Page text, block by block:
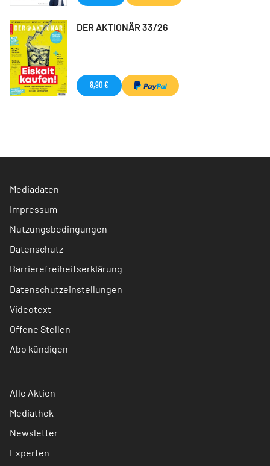
DER AKTIONÄR 33/26
8,90 €
Mediadaten
Impressum
Nutzungsbedingungen
Datenschutz
Barrierefreiheitserklärung
Datenschutzeinstellungen
Videotext
Offene Stellen
Abo kündigen
Alle Aktien
Mediathek
Newsletter
Experten